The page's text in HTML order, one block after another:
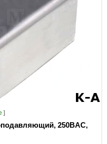
]
250ВAC,